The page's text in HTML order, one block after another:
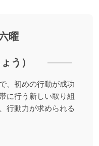
曜
う）
、初めの行動が成功
に行う新しい取り組
行動力が求められる